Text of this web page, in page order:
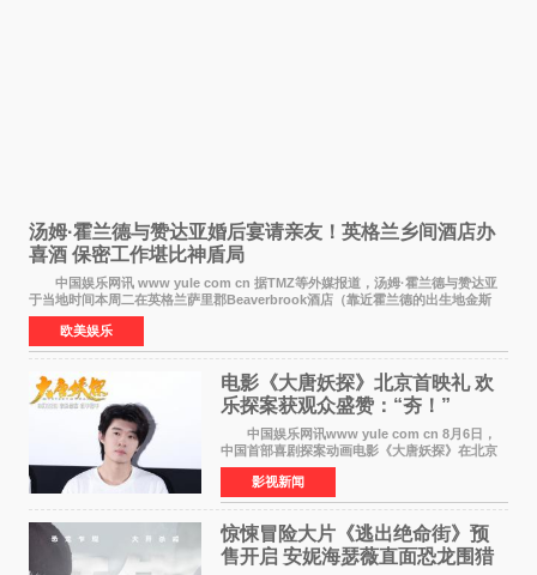
汤姆·霍兰德与赞达亚婚后宴请亲友！英格兰乡间酒店办
喜酒 保密工作堪比神盾局
中国娱乐网讯 www yule com cn 据TMZ等外媒报道，汤姆·霍兰德与赞达亚
于当地时间本周二在英格兰萨里郡Beaverbrook酒店（靠近霍兰德的出生地金斯
顿）举办婚宴，邀请家人与朋友们喝喜酒，庆祝
欧美娱乐
电影《大唐妖探》北京首映礼 欢
乐探案获观众盛赞：“夯！”
中国娱乐网讯www yule com cn 8月6日，
中国首部喜剧探案动画电影《大唐妖探》在北京
举办电影首映礼。导演程腾、联合导演黄珉、总
制片人曹紫建、制片人李莹莹，配音导演张喆，
对白指导程寅，领
影视新闻
惊悚冒险大片《逃出绝命街》预
售开启 安妮海瑟薇直面恐龙围猎